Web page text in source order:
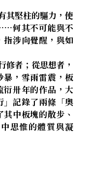
何其不可能與不
涉向覺醒，與如
，雪雨雷震，板
衍卅年的作品，大
」記錄了兩條「奧
中板塊的散步、
思惟的體質與凝
期